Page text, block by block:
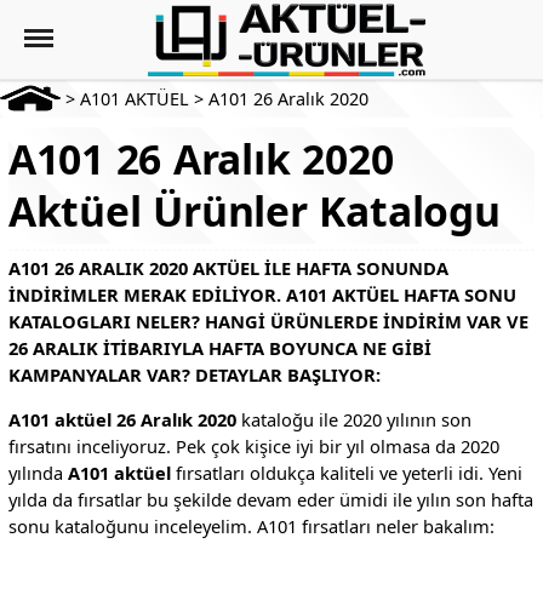
> A101 AKTÜEL > A101 26 Aralık 2020
A101 26 Aralık 2020
Aktüel Ürünler Katalogu
A101 26 ARALIK 2020 AKTÜEL ILE HAFTA SONUNDA
INDIRIMLER MERAK EDILIYOR. A101 AKTÜEL HAFTA SONU
KATALOGLARI NELER? HANGI ÜRÜNLERDE INDIRIM VAR VE
26 ARALIK ITIBARIYLA HAFTA BOYUNCA NE GIBI
KAMPANYALAR VAR? DETAYLAR BAŞLIYOR:
A101 aktüel 26 Aralık 2020kataloğu ile 2020 yılının son
fırsatını inceliyoruz. Pek çok kişice iyi bir yıl olmasa da 2020
yılında A101 aktüelfırsatları oldukça kaliteli ve yeterli idi. Yeni
yılda da fırsatlar bu şekilde devam eder ümidi ile yılın son hafta
sonu kataloğunu inceleyelim. A101 fırsatları neler bakalım: